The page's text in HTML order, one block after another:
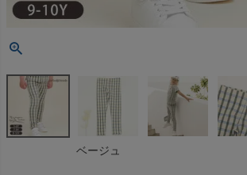
ベージュ